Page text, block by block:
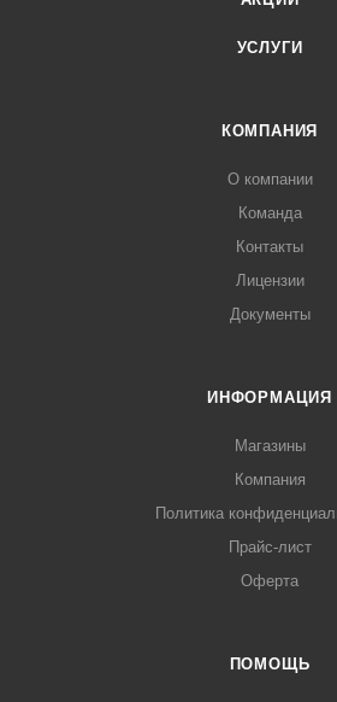
УСЛУГИ
КОМПАНИЯ
О компании
Команда
Контакты
Лицензии
Документы
ИНФОРМАЦИЯ
Магазины
Компания
Политика
Прайс-лист
Оферта
ПОМОЩЬ